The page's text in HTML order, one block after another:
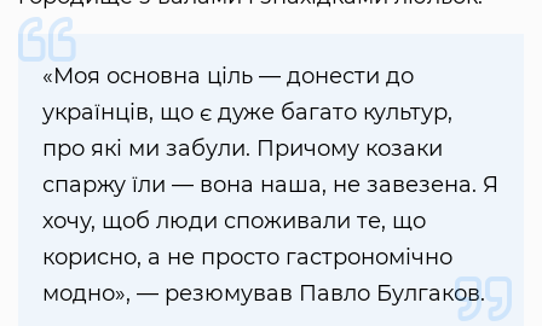
«Моя основна ціль — донести до
українців, що є дуже багато культур,
про які ми забули. Причому козаки
спаржу їли — вона наша, не завезена. Я
хочу, щоб люди споживали те, що
корисно, а не просто гастрономічно
модно», — резюмував Павло Булгаков.